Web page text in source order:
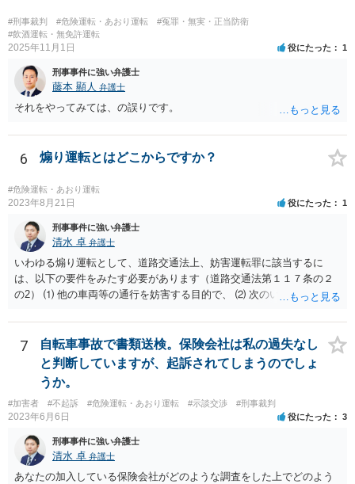
留まる可能性もあるように思われます。 もし、刑事責任を問われそ
うな話に発展しそうになったら、お住まいの地域等の弁護士に直接相
談なされればよろしいかと思います。
#刑事裁判 #危険運転・あおり運転
#冤罪・無実・正当防衛
#飲酒運転・無免許運転
2025年11月1日 役にたった 1
刑事事件に強い弁護士
藤本 顯人 弁護士
それをやってみては、の誤りです。
6 煽り運転とはどこからですか？
#危険運転・あおり運転
2023年8月21日 役にたった 1
刑事事件に強い弁護士
清水 卓 弁護士
いわゆる煽り運転として、道路交通法上、妨害運転罪に該当するに
は、以下の要件をみたす必要があります（道路交通法第１１７条の２
の2） ⑴ 他の車両等の通行を妨害する目的で、 ⑵ 次のいずれかに掲
させるおそれのある方法によるものをした者 ①通行区分違反（対向車
線にはみ出す） ②急ブレーキの禁止違反 ③車間距離不保持等 ④進路
変更禁止違反 ⑤追越し方法違反（危険な追い越し） ⑥減光等義務違反
（執ようなパッシング） ⑦警音器使用制限違反 ⑧安全運転義務違反
（幅寄せや蛇行運転） ⑨高速道路での低速走行（最低速度違反） ⑩高
速道路での駐停車違反 ＞たとえば、トラブルになった相手を車で追い
かけた場合これは煽り運転にはいりますか？ → ケースによるかと思い
ますが、例えば、カッとなり、腹いせに上記の①〜⑩に該当する危険
な運転をすると、妨害運転罪に問われるおそれがあります。 なお、
相手車両の車種やナンバー等を把握し、警察等に通報する目的で相手
7
自転車事故で書類送検。保険会社は私の過失なし
と判断していますが、起訴されてしまうのでしょ
うか。
#加害者 #不起訴 #危険運転・あおり運転 #示談交渉 #刑事裁判
2023年6月6日 役にたった 3
刑事事件に強い弁護士
清水 卓 弁護士
あなたの加入している保険会社がどのような調査をした上でどのよう